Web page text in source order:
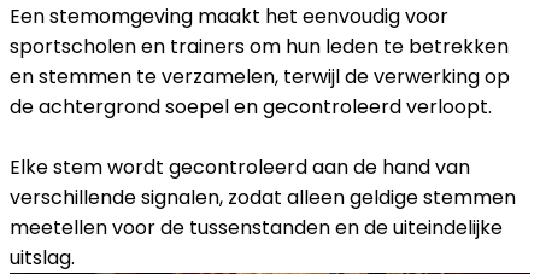
Een stemomgeving maakt het eenvoudig voor
sportscholen en trainers om hun leden te betrekken
en stemmen te verzamelen, terwijl de verwerking op
de achtergrond soepel en gecontroleerd verloopt.
Elke stem wordt gecontroleerd aan de hand van
verschillende signalen, zodat alleen geldige stemmen
meetellen voor de tussenstanden en de uiteindelijke
uitslag.